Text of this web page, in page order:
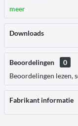
meer
Downloads
Beoordelingen
0
Beoordelingen lezen,
Fabrikant informatie